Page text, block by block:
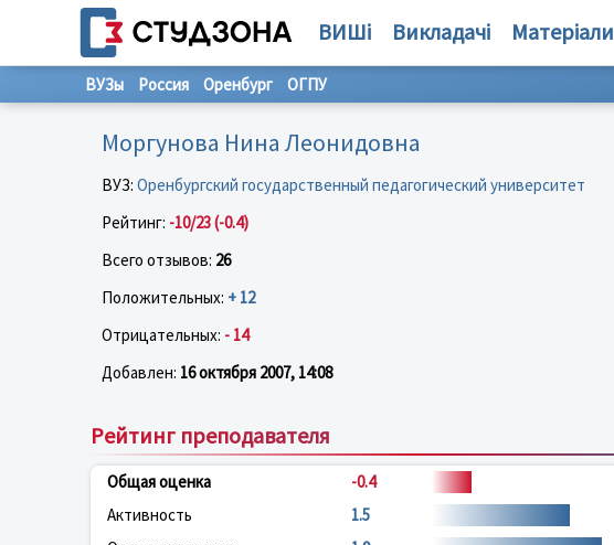
ВИШі Викладачі Матеріали
ВУЗы Россия Оренбург ОГПУ
Моргунова Нина Леонидовна
ВУЗ: Оренбургский государственный педагогический университет
Рейтинг: -10/23 (-0.4)
Всего отзывов: 26
Положительных: + 12
Отрицательных: - 14
Добавлен: 16 октября 2007, 14:08
Рейтинг преподавателя
Общая оценка -0.4
Активность
1.5